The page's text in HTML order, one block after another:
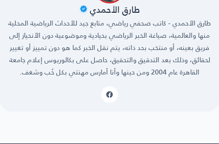
طارق الأحمدي
طارق الأحمدي - كاتب صحفي رياضي، متابع جيد للأحداث الرياضية المحلية
منها والعالمية، صياغة الخبر الرياضي بحيادية وموضوعية دون الأنحياز إلى
فريق بعينه، أو منتخب بحد ذاته، يتم نقل الخبر كما هو دون تمييز أو تغيير
لحقائق، وذلك بعد التدقيق والتحقيق، حاصل على بكالوريوس إعلام جامعة
القاهرة عام 2004 ومن حينها وأنا أمارس مهنتي بكل حُب وشغف.